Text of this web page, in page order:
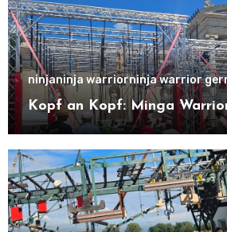
ninjaninja warriorninja warrior
Kopf an Kopf: Minga